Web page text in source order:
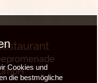
Cookies und
die bestmögliche